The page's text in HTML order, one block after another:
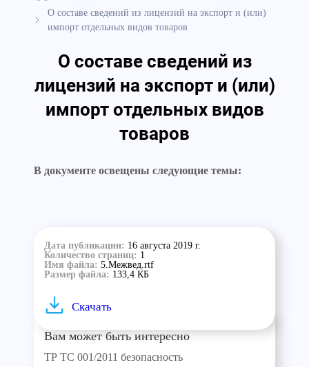
О составе сведений из лицензий на экспорт и (или)
импорт отдельных видов товаров
О составе сведений из
лицензий на экспорт и (или)
импорт отдельных видов
товаров
В документе освещены следующие темы:
Дата публикации: 16 августа 2019 г.
Количество страниц: 1
Имя файла: 5.Межвед.rtf
Размер файла: 133,4 КБ
Скачать
Вам может быть интересно
ТР ТС 001/2011 безопасность